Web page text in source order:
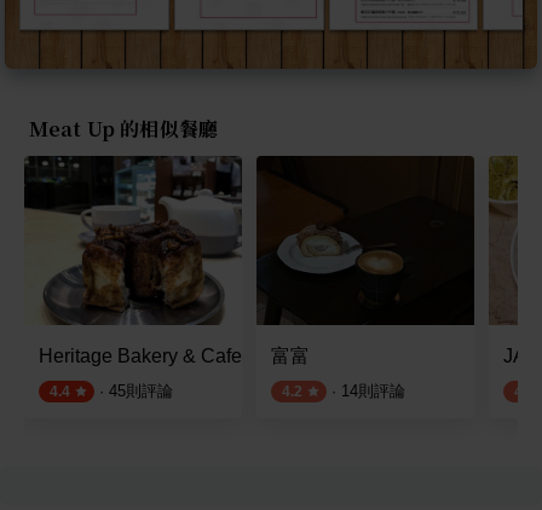
Meat Up 的相似餐廳
Heritage Bakery & Cafe
4.4 · 45則評論
富富
4.2 · 14則評論
JAI
4.3